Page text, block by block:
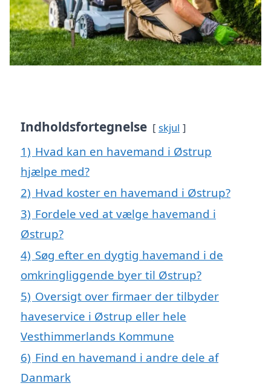
Indholdsfortegnelse skjul
1) Hvad kan en havemand i Østrup
hjælpe med?
2) Hvad koster en havemand i Østrup?
3) Fordele ved at vælge havemand i
Østrup?
4) Søg efter en dygtig havemand i de
omkringliggende byer til Østrup?
5) Oversigt over firmaer der tilbyder
haveservice i Østrup eller hele
Vesthimmerlands Kommune
6) Find en havemand i andre dele af
Danmark